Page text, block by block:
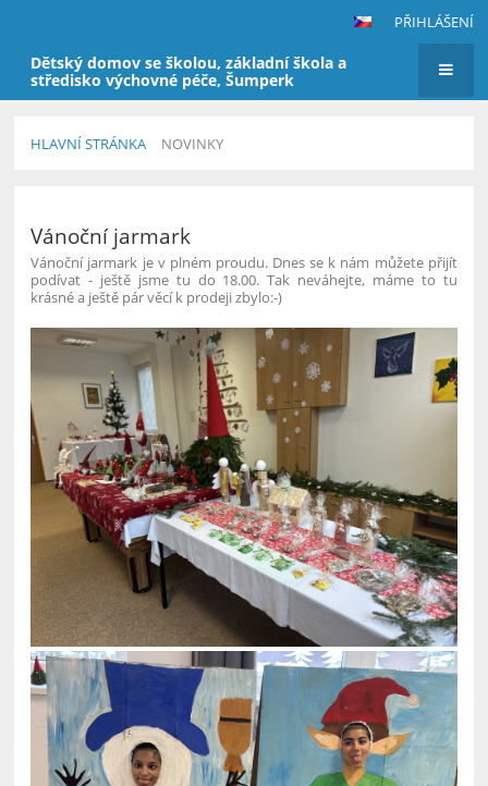
PŘIHLÁŠENÍ
Dětský domov se školou, základní škola a
středisko výchovné péče, Šumperk
HLAVNÍ STRÁNKA NOVINKY
Vánoční jarmark
Vánoční jarmark je v plném proudu. Dnes se k nám můžete přijít
podívat - ještě jsme tu do 18.00. Tak neváhejte, máme to tu
krásné a ještě pár věcí k prodeji zbylo:-)